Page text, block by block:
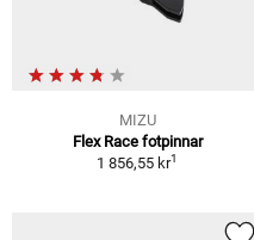
MIZU
Flex Race fotpinnar
1 856,55 kr1